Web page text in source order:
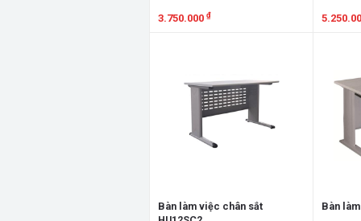
3.750.000 ₫
Bàn làm việc chân sắt
Bàn